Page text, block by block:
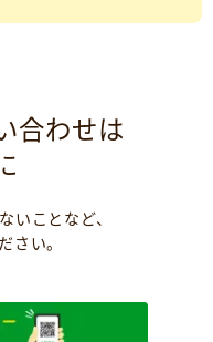
合わせは
いことなど、
さい。